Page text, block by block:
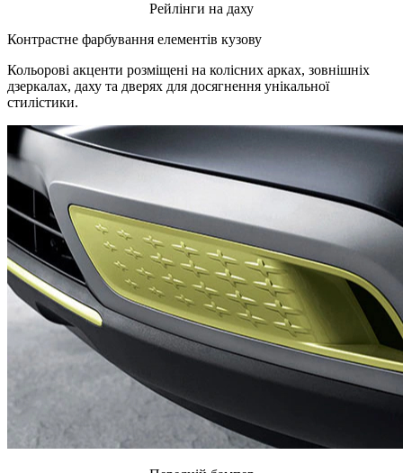
Рейлінги на даху
Контрастне фарбування елементів кузову
Кольорові акценти розміщені на колісних арках, зовнішніх
дзеркалах, даху та дверях для досягнення унікальної
стилістики.